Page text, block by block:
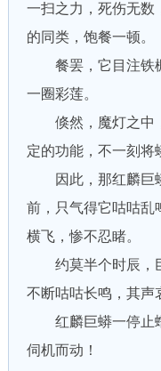
一扫之力，死伤无数
的同类，饱餐一顿。
餐罢，它目注铁栅
一圈彩莲。
倏然，魔灯之中，
定的功能，不一刻将
因此，那红麟巨蟒
前，只气得它咕咕乱
横飞，惨不忍睹。
约莫半个时辰，巨
不断咕咕长鸣，其声
红麟巨蟒一停止蠕
伺机而动！